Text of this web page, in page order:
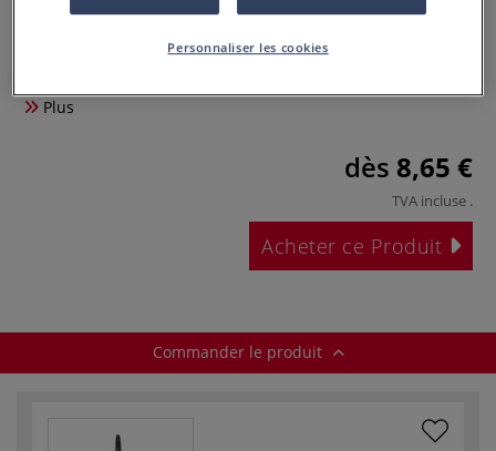
professionnelle pour l’acrylique extra-fine, notamment
Plus
dès 8,65 €
TVA incluse .
Acheter ce Produit
Commander le produit
Personnaliser les cookies